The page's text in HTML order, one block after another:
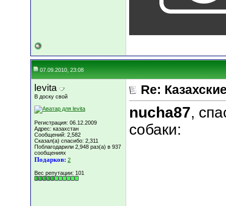
07.09.2010, 23:08
levita
В доску свой
Регистрация: 06.12.2009
Адрес: казахстан
Сообщений: 2,582
Сказал(а) спасибо: 2,311
Поблагодарили 2,948 раз(а) в 937
сообщениях
Подарков: 2
Вес репутации: 101
Re:
nucha87,
собаки: